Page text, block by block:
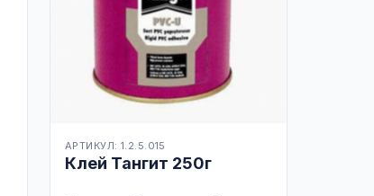
АРТИКУЛ: 1.2.5.015
Клей Тангит 250г